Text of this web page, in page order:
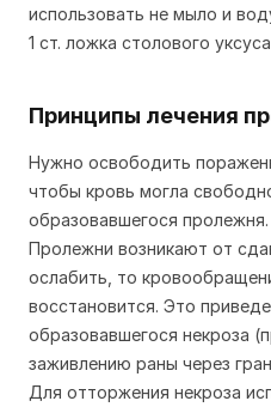
использовать не мыло и
1 ст. ложка столового
Принципы лечения
Нужно освободить
чтобы кровь могла
образовавшегося пролежня.
Пролежни возникают от
ослабить, то
восстановится. Это
образовавшегося некроза
заживлению раны через
Для отторжения некроза